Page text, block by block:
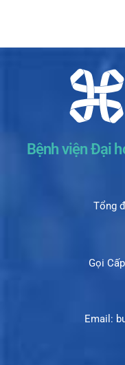
Bệnh viện Đại
Tổng
Gọi
Email: